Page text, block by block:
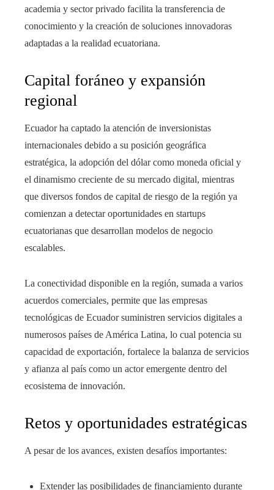
academia y sector privado facilita la transferencia de
conocimiento y la creación de soluciones innovadoras
adaptadas a la realidad ecuatoriana.
Capital foráneo y expansión
regional
Ecuador ha captado la atención de inversionistas
internacionales debido a su posición geográfica
estratégica, la adopción del dólar como moneda oficial y
el dinamismo creciente de su mercado digital, mientras
que diversos fondos de capital de riesgo de la región ya
comienzan a detectar oportunidades en startups
ecuatorianas que desarrollan modelos de negocio
escalables.
La conectividad disponible en la región, sumada a varios
acuerdos comerciales, permite que las empresas
tecnológicas de Ecuador suministren servicios digitales a
numerosos países de América Latina, lo cual potencia su
capacidad de exportación, fortalece la balanza de servicios
y afianza al país como un actor emergente dentro del
ecosistema de innovación.
Retos y oportunidades estratégicas
A pesar de los avances, existen desafíos importantes:
Extender las posibilidades de financiamiento durante